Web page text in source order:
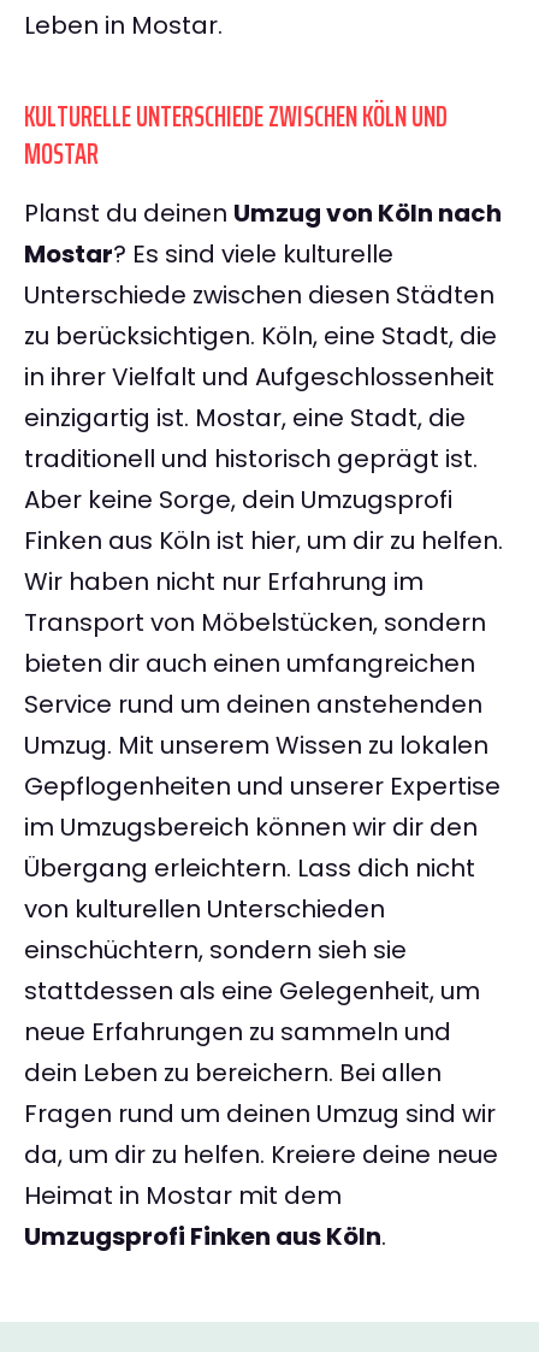
Leben in Mostar.
KULTURELLE UNTERSCHIEDE ZWISCHEN KÖLN UND
MOSTAR
Planst du deinen Umzug von Köln nach
Mostar? Es sind viele kulturelle
Unterschiede zwischen diesen Städten
zu berücksichtigen. Köln, eine Stadt, die
in ihrer Vielfalt und Aufgeschlossenheit
einzigartig ist. Mostar, eine Stadt, die
traditionell und historisch geprägt ist.
Aber keine Sorge, dein Umzugsprofi
Finken aus Köln ist hier, um dir zu helfen.
Wir haben nicht nur Erfahrung im
Transport von Möbelstücken, sondern
bieten dir auch einen umfangreichen
Service rund um deinen anstehenden
Umzug. Mit unserem Wissen zu lokalen
Gepflogenheiten und unserer Expertise
im Umzugsbereich können wir dir den
Übergang erleichtern. Lass dich nicht
von kulturellen Unterschieden
einschüchtern, sondern sieh sie
stattdessen als eine Gelegenheit, um
neue Erfahrungen zu sammeln und
dein Leben zu bereichern. Bei allen
Fragen rund um deinen Umzug sind wir
da, um dir zu helfen. Kreiere deine neue
Heimat in Mostar mit dem
Umzugsprofi Finken aus Köln.